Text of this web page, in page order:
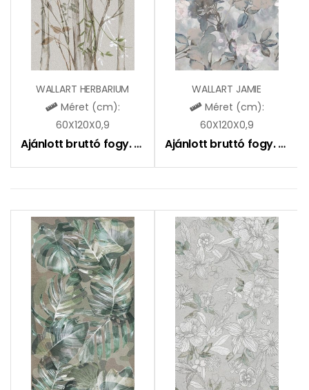
WALLART HERBARIUM
Méret (cm):
60X120X0,9
Ajánlott bruttó fogy. ár: 27490Ft
WALLART JAMIE
Méret (cm):
60X120X0,9
Ajánlott bruttó fogy. ár: